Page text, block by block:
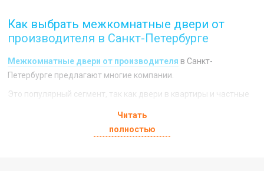
Как выбрать межкомнатные двери от
производителя в Санкт-Петербурге
Межкомнатные двери от производителя в Санкт-
Петербурге предлагают многие компании.
Это популярный сегмент, так как двери в квартиры и частные
Сложность в том, что на самом деле далеко не все компании
Читать
полностью